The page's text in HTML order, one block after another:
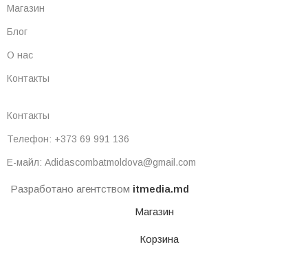
Магазин
Блог
О нас
Контакты
Контакты
Телефон: +373 69 991 136
Е-майл: Adidascombatmoldova@gmail.com
Разработано агентством itmedia.md
Магазин
Корзина